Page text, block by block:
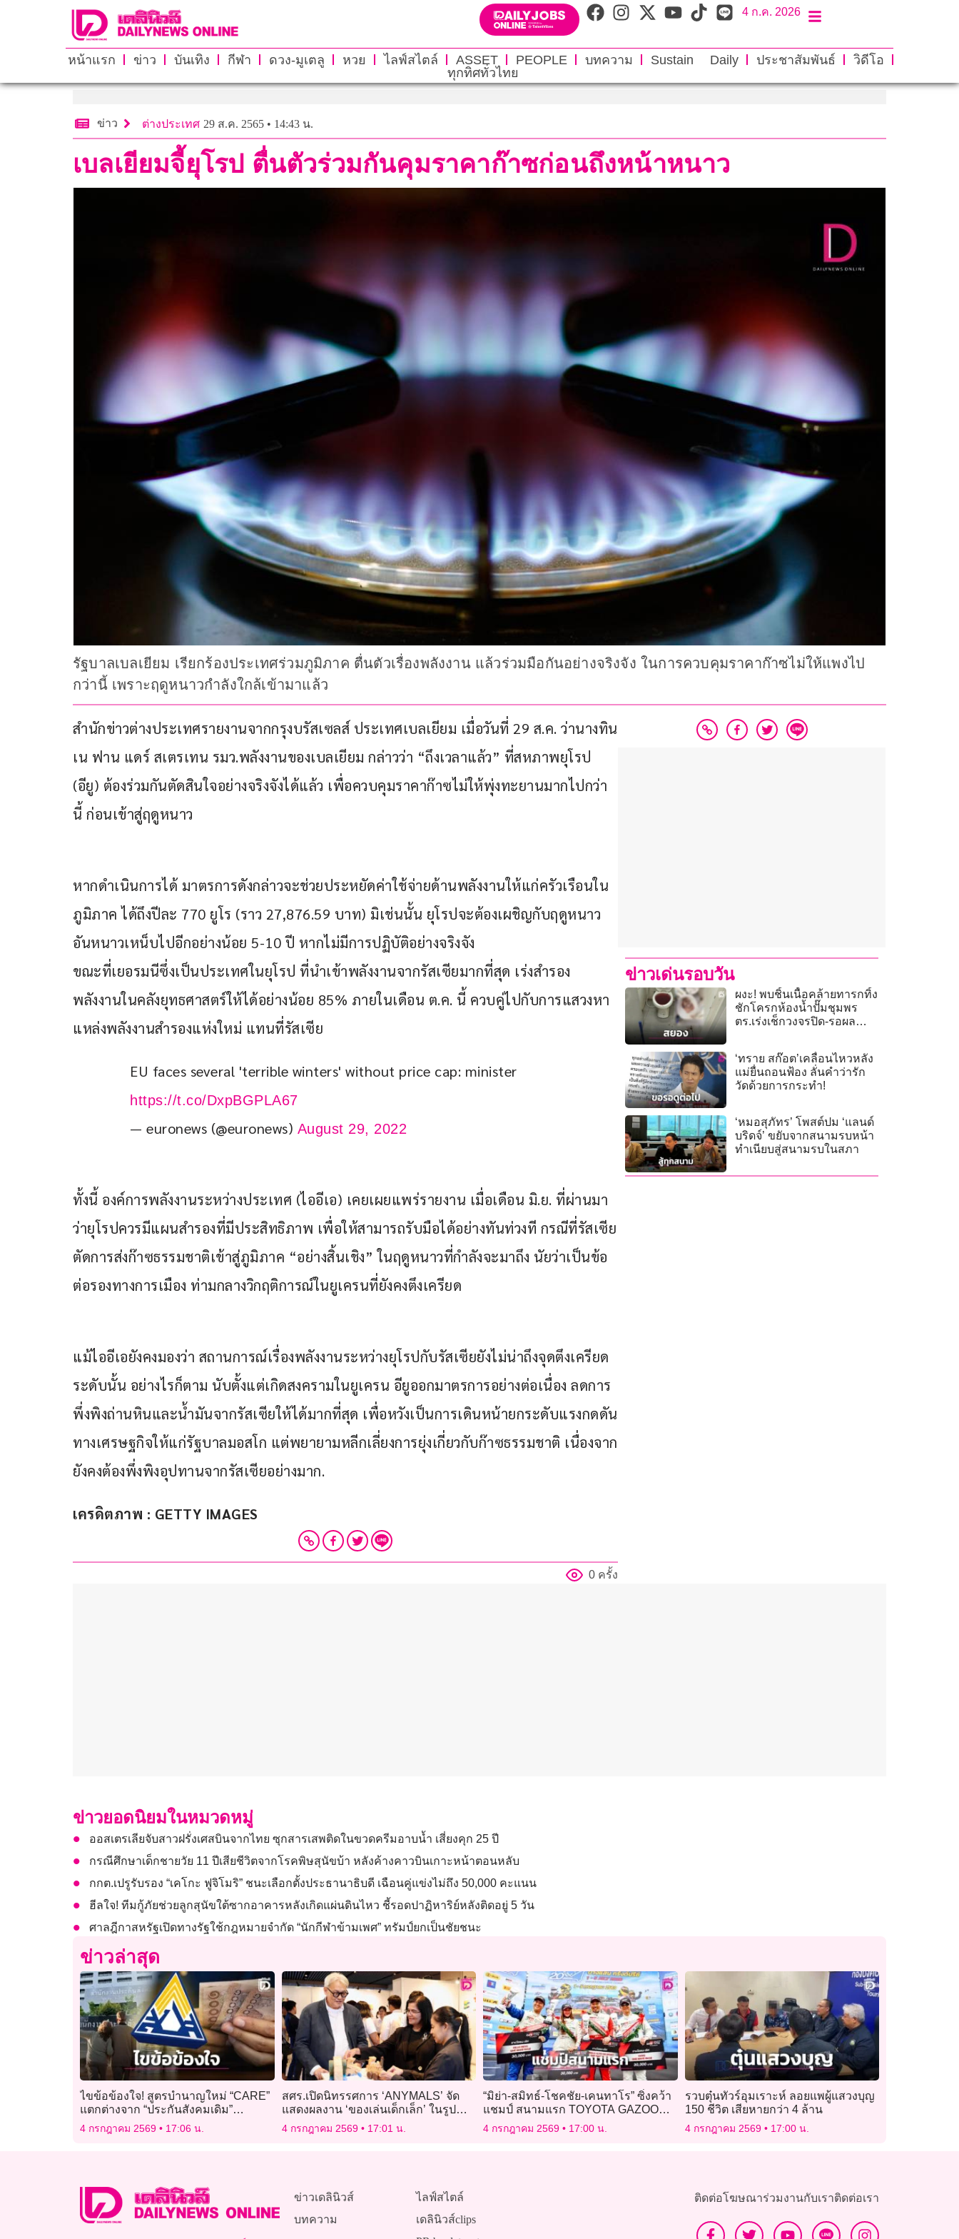
4 ก.ค. 2026
หน้าแรก ข่าว บันเทิง กีฬา ดวง-มูเตลู หวย ไลฟ์สไตล์ ASSET PEOPLE บทความ Sustain Daily ประชาสัมพันธ์
วิดีโอ
ทุกทิศทั่วไทย
ข่าว ต่างประเทศ 29 ส.ค. 2565 • 14:43 น.
เบลเยียมจี้ยุโรป ตื่นตัวร่วมกันคุมราคาก๊าซก่อนถึงหน้าหนาว
รัฐบาลเบลเยียม เรียกร้องประเทศร่วมภูมิภาค ตื่นตัวเรื่องพลังงาน แล้วร่วมมือกันอย่างจริงจัง ในการควบคุมราคาก๊าซไม่ให้แพงไป
กว่านี้ เพราะฤดูหนาวกำลังใกล้เข้ามาแล้ว
สำนักข่าวต่างประเทศรายงานจากกรุงบรัสเซลส์ ประเทศเบลเยียม เมื่อวันที่ 29 ส.ค. ว่านางทิน
เน ฟาน แดร์ สเตรเทน รมว.พลังงานของเบลเยียม กล่าวว่า “ถึงเวลาแล้ว” ที่สหภาพยุโรป
(อียู) ต้องร่วมกันตัดสินใจอย่างจริงจังได้แล้ว เพื่อควบคุมราคาก๊าซไม่ให้พุ่งทะยานมากไปกว่า
นี้ ก่อนเข้าสู่ฤดูหนาว
หากดำเนินการได้ มาตรการดังกล่าวจะช่วยประหยัดค่าใช้จ่ายด้านพลังงานให้แก่ครัวเรือนใน
ภูมิภาค ได้ถึงปีละ 770 ยูโร (ราว 27,876.59 บาท) มิเช่นนั้น ยุโรปจะต้องเผชิญกับฤดูหนาว
อันหนาวเหน็บไปอีกอย่างน้อย 5-10 ปี หากไม่มีการปฏิบัติอย่างจริงจัง
ขณะที่เยอรมนีซึ่งเป็นประเทศในยุโรป ที่นำเข้าพลังงานจากรัสเซียมากที่สุด เร่งสำรอง
พลังงานในคลังยุทธศาสตร์ให้ได้อย่างน้อย 85% ภายในเดือน ต.ค. นี้ ควบคู่ไปกับการแสวงหา
แหล่งพลังงานสำรองแห่งใหม่ แทนที่รัสเซีย
EU faces several 'terrible winters' without price cap: minister
https://t.co/DxpBGPLA67
— euronews (@euronews) August 29, 2022
ทั้งนี้ องค์การพลังงานระหว่างประเทศ (ไออีเอ) เคยเผยแพร่รายงาน เมื่อเดือน มิ.ย. ที่ผ่านมา
ว่ายุโรปควรมีแผนสำรองที่มีประสิทธิภาพ เพื่อให้สามารถรับมือได้อย่างทันท่วงที กรณีที่รัสเซีย
ตัดการส่งก๊าซธรรมชาติเข้าสู่ภูมิภาค “อย่างสิ้นเชิง” ในฤดูหนาวที่กำลังจะมาถึง นัยว่าเป็นข้อ
ต่อรองทางการเมือง ท่ามกลางวิกฤติการณ์ในยูเครนที่ยังคงตึงเครียด
แม้ไออีเอยังคงมองว่า สถานการณ์เรื่องพลังงานระหว่างยุโรปกับรัสเซียยังไม่น่าถึงจุดตึงเครียด
ระดับนั้น อย่างไรก็ตาม นับตั้งแต่เกิดสงครามในยูเครน อียูออกมาตรการอย่างต่อเนื่อง ลดการ
พึ่งพิงถ่านหินและน้ำมันจากรัสเซียให้ได้มากที่สุด เพื่อหวังเป็นการเดินหน้ายกระดับแรงกดดัน
ทางเศรษฐกิจให้แก่รัฐบาลมอสโก แต่พยายามหลีกเลี่ยงการยุ่งเกี่ยวกับก๊าซธรรมชาติ เนื่องจาก
ยังคงต้องพึ่งพิงอุปทานจากรัสเซียอย่างมาก.
เครดิตภาพ : GETTY IMAGES
0 ครั้ง
ข่าวเด่นรอบวัน
ผงะ! พบชิ้นเนื้อคล้ายทารกทิ้ง
ชักโครกห้องน้ำปั๊มชุมพร
ตร.เร่งเช็กวงจรปิด-รอผล
‘ทราย สก๊อต’เคลื่อนไหวหลัง
แม่ยื่นถอนฟ้อง ลั่นคำว่ารัก
วัดด้วยการกระทำ!
‘หมอสุภัทร’ โพสต์ปม ‘แลนด์
บริดจ์’ ขยับจากสนามรบหน้า
ทำเนียบสู่สนามรบในสภา
ข่าวยอดนิยมในหมวดหมู่
ออสเตรเลียจับสาวฝรั่งเศสบินจากไทย ซุกสารเสพติดในขวดครีมอาบน้ำ เสี่ยงคุก 25 ปี
กรณีศึกษาเด็กชายวัย 11 ปีเสียชีวิตจากโรคพิษสุนัขบ้า หลังค้างคาวบินเกาะหน้าตอนหลับ
กกต.เปรูรับรอง “เคโกะ ฟูจิโมริ” ชนะเลือกตั้งประธานาธิบดี เฉือนคู่แข่งไม่ถึง 50,000 คะแนน
ฮีลใจ! ทีมกู้ภัยช่วยลูกสุนัขใต้ซากอาคารหลังเกิดแผ่นดินไหว ชี้รอดปาฏิหาริย์หลังติดอยู่ 5 วัน
ศาลฎีกาสหรัฐเปิดทางรัฐใช้กฎหมายจำกัด “นักกีฬาข้ามเพศ” ทรัมป์ยกเป็นชัยชนะ
ข่าวล่าสุด
ไขข้อข้องใจ! สูตรบำนาญใหม่ “CARE”
แตกต่างจาก “ประกันสังคมเดิม”
อย่างไร? ใครได้ประโยชน์บ้าง
4 กรกฎาคม 2569 17:06 น.
สศร.เปิดนิทรรศการ ‘ANYMALS’ จัด
แสดงผลงาน ‘ของเล่นเด็กเล็ก’ ในรูป
แบบประติมากรรมร่วมสมัย
4 กรกฎาคม 2569 17:01 น.
“มิย่า-สมิทธ์-โชคชัย-เคนทาโร” ซิ่งคว้า
แชมป์ สนามแรก TOYOTA GAZOO
Racing Thailand 2026
4 กรกฎาคม 2569 17:00 น.
รวบตุ๋นทัวร์อุมเราะห์ ลอยแพผู้แสวงบุญ
150 ชีวิต เสียหายกว่า 4 ล้าน
4 กรกฎาคม 2569 17:00 น.
ข่าวเดลินิวส์
บทความ
ไลฟ์สไตล์
เดลินิวส์clips
ติดต่อโฆษณาร่วมงานกับเราติดต่อเรา